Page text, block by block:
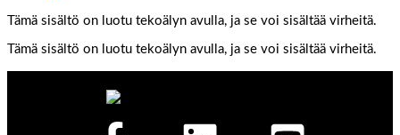
Tämä sisältö on luotu tekoälyn avulla, ja se voi sisältää virheitä.
Tämä sisältö on luotu tekoälyn avulla, ja se voi sisältää virheitä.